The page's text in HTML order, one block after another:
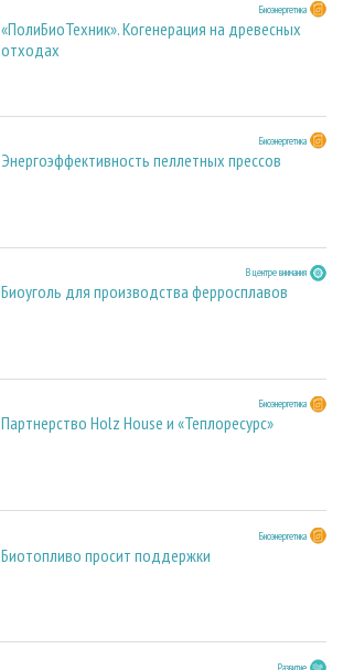
Биоэнергетика
«ПолиБиоТехник». Когенерация на древесных
отходах
Биоэнергетика
Энергоэффективность пеллетных прессов
В центре внимания
Биоуголь для производства ферросплавов
Биоэнергетика
Партнерство Holz House и «Теплоресурс»
Биоэнергетика
Биотопливо просит поддержки
Развитие